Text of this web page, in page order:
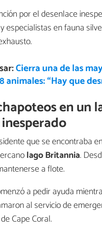
por el desenlace
especialistas en fauna
Cierra una de las
animales: “Hay que
en un
que se encontraba
lago Britannia.
a flote.
a pedir ayuda
al servicio de
Cape Coral.